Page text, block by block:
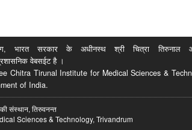
भारत सरकार के अधीनस्थ श्री चित्रा तिरुनाल
वेबसईट है ।
Chitra Tirunal Institute for Medical Sciences &
of India.
संस्थान, तिरुवनन्त
Sciences & Technology, Trivandrum